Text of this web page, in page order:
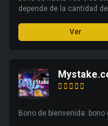
depende de la cantidad
Ver
Bono de bienvenida: